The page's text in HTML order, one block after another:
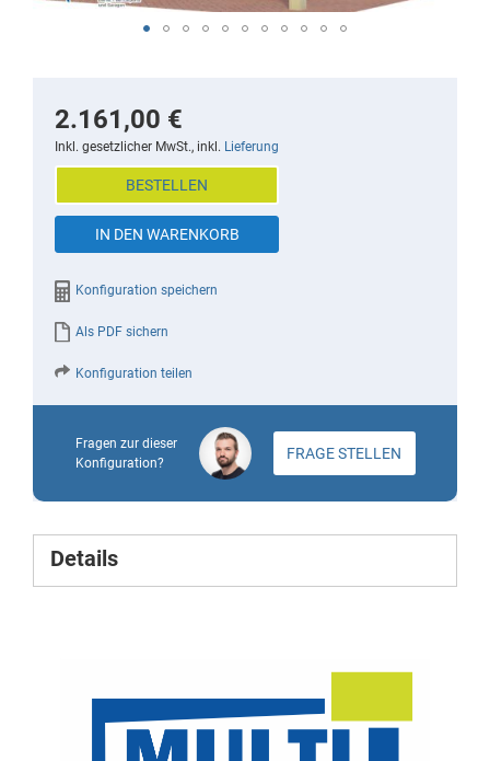
beginning
images
2.161,00 €
Inkl. gesetzlicher MwSt., inkl. Lieferung
IN DEN WARENKORB
BESTELLEN
Konfiguration speichern
Als PDF sichern
Konfiguration teilen
Fragen zur dieser
Konfiguration?
FRAGE STELLEN
Details